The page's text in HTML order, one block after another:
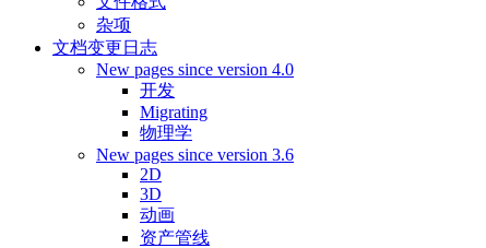
杂项
文档变更日志
New pages since version 4.0
开发
Migrating
物理学
New pages since version 3.6
2D
3D
动画
资产管线